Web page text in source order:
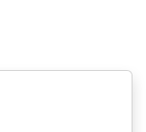
-
-
места для выгула
безопасности.
сочетание цены